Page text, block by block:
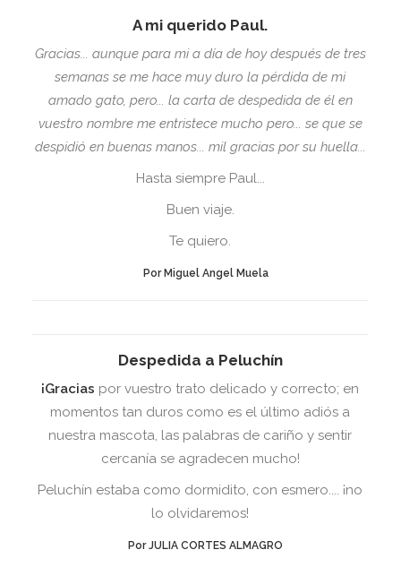
A mi querido Paul.
Gracias... aunque para mi a día de hoy después de tres
semanas se me hace muy duro la pérdida de mi
amado gato, pero... la carta de despedida de él en
vuestro nombre me entristece mucho pero... se que se
despidió en buenas manos... mil gracias por su huella...
Hasta siempre Paul...
Buen viaje.
Te quiero.
Por Miguel Angel Muela
Despedida a Peluchín
¡Gracias por vuestro trato delicado y correcto; en
momentos tan duros como es el último adiós a
nuestra mascota, las palabras de cariño y sentir
cercanía se agradecen mucho!
Peluchín estaba como dormidito, con esmero.... ¡no
lo olvidaremos!
Por JULIA CORTES ALMAGRO